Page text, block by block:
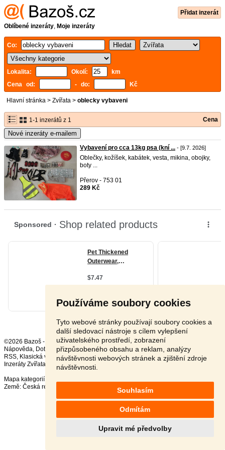
Používáme soubory cookies
Tyto webové stránky používají soubory cookies a
další sledovací nástroje s cílem vylepšení
uživatelského prostředí, zobrazení
přizpůsobeného obsahu a reklam, analýzy
návštěvnosti webových stránek a zjištění zdroje
návštěvnosti.
Souhlasím
Odmítám
Upravit mé předvolby
Přidat inzerát
Oblíbené inzeráty, Moje inzeráty
Co:
Lokalita: Okolí:
km
Cena od:
- do: Kč
Hlavní stránka > Zvířata > oblecky vybaveni
1-1 inzerátů z 1 Cena
Nové inzeráty e-mailem
Vybavení pro cca 13kg psa (kní ... - [9.7. 2026]
Oblečky, kožíšek, kabátek, vesta, mikina, obojky,
boty ...
Přerov - 753 01
289 Kč
©2026 Bazoš -
Inzerce, Bazar
Nápověda, Dotazy ,Hodnocení,Kontakt,Reklama Podmínky,Ochrana údajů
RSS,
Inzeráty Zvířata celkem:41549 , za 24 hodin:
Mapa kategorií
Země: Česká republika Polsko, Rakousko